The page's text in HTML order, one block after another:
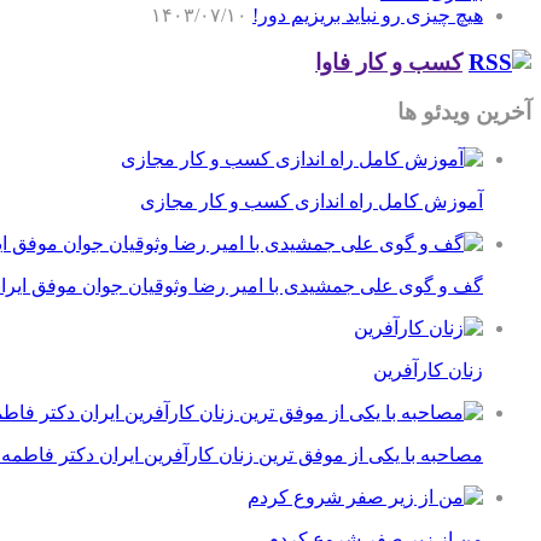
هیچ چیزی رو نباید بریزیم دور! ۱۴۰۳/۰۷/۱۰
کسب و کار فاوا
آخرین ویدئو ها
آموزش کامل راه اندازی کسب و کار مجازی
گف و گوی علی جمشیدی با امیر رضا وثوقیان جوان موفق
زنان کارآفرین
مصاحبه با یکی از موفق ترین زنان کارآفرین ایران دکتر